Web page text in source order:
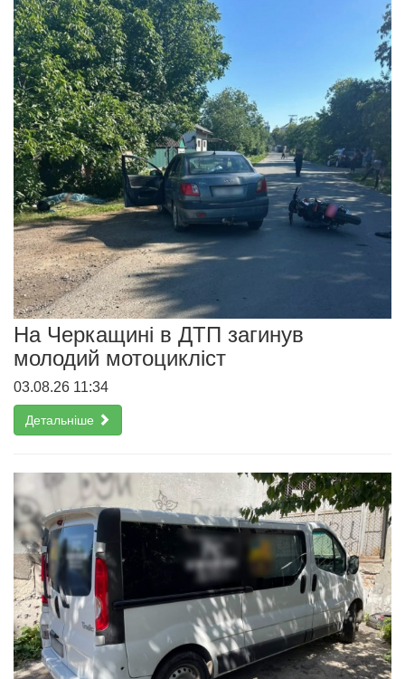
На Черкащині в ДТП загинув
молодий мотоцикліст
03.08.26 11:34
Детальніше